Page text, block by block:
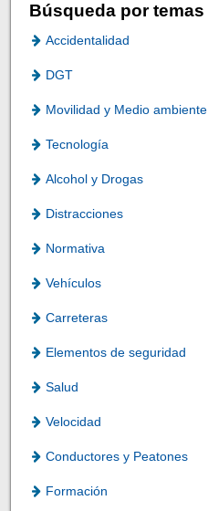
Búsqueda por temas
Accidentalidad
DGT
Movilidad y Medio ambiente
Tecnología
Alcohol y Drogas
Distracciones
Normativa
Vehículos
Carreteras
Elementos de seguridad
Salud
Velocidad
Conductores y Peatones
Formación